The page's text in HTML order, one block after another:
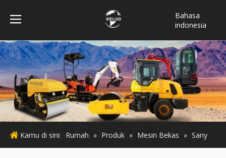
Bahasa
indonesia
Türk dili
ไทย
Italiano
Deutsch
Português
Español
Pусский
Kamu di sini: Rumah » Produk » Mesin Bekas » Sany